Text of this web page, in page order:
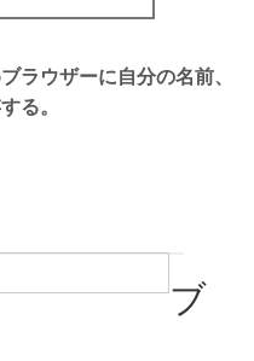
ラウザーに自分の名前、
る。
ブ